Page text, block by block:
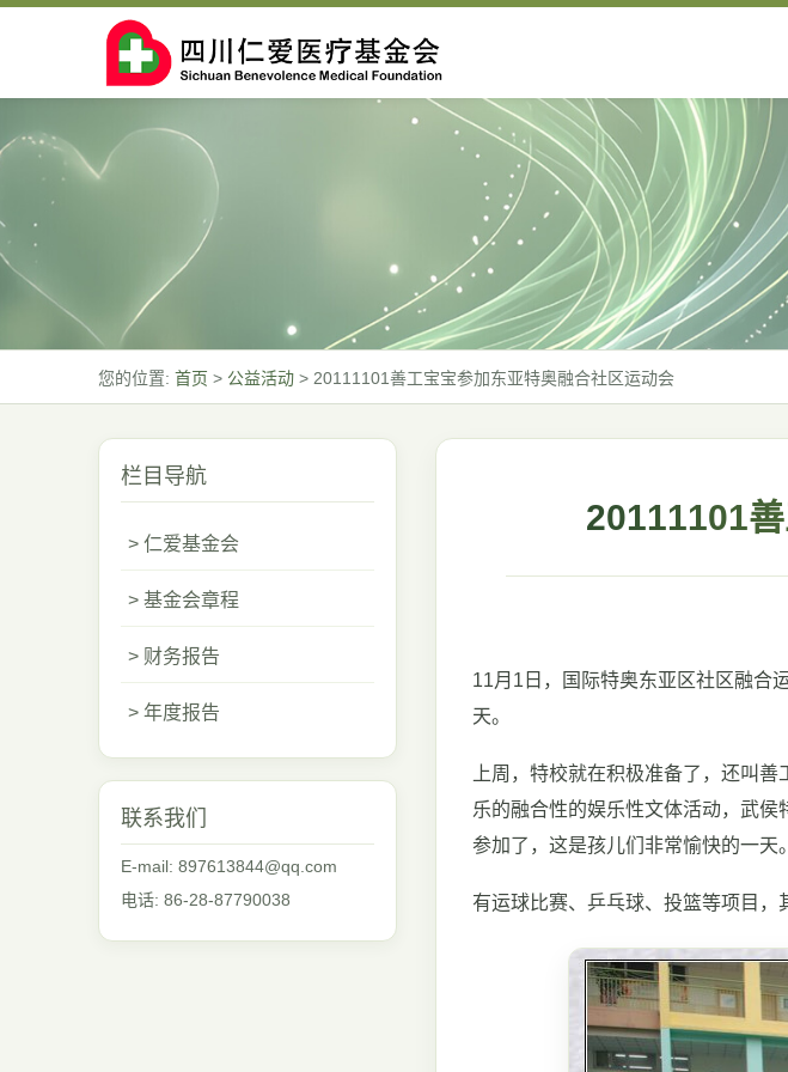
您的位置: 首页 > 公益活动 > 20111101善工宝宝参加东亚特奥融合社区运动会
栏目导航
> 仁爱基金会
> 基金会章程
> 财务报告
> 年度报告
联系我们
E-mail: 897613844@qq.com
电话: 86-28-87790038
20111101
11月1日，国际特奥东亚区社区融合
天。
上周，特校就在积极准备了，还叫
乐的融合性的娱乐性文体活动，武
参加了，这是孩儿们非常愉快的一天。
有运球比赛、乒乓球、投篮等项目，